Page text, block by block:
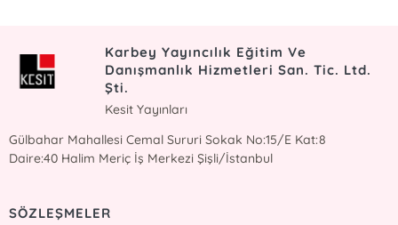
Karbey Yayıncılık Eğitim Ve
Danışmanlık Hizmetleri San. Tic. Ltd.
Şti.
Kesit Yayınları
Gülbahar Mahallesi Cemal Sururi Sokak No:15/E Kat:8
Daire:40 Halim Meriç İş Merkezi Şişli/İstanbul
SÖZLEŞMELER